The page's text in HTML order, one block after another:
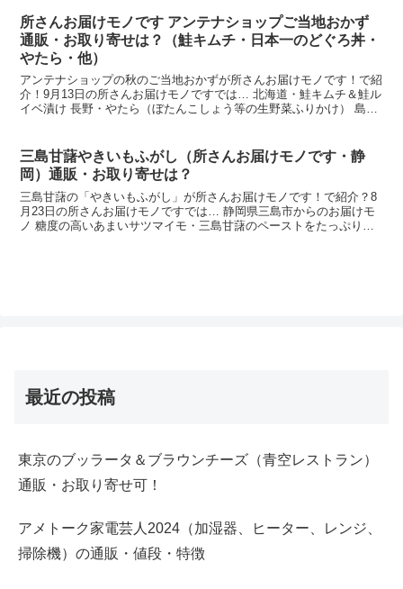
所さんお届けモノです アンテナショップご当地おかず
通販・お取り寄せは？（鮭キムチ・日本一のどぐろ丼・
やたら・他）
アンテナショップの秋のご当地おかずが所さんお届けモノです！で紹
介！9月13日の所さんお届けモノですでは… 北海道・鮭キムチ＆鮭ル
イベ漬け 長野・やたら（ぼたんこしょう等の生野菜ふりかけ） 島
三島甘藷やきいもふがし（所さんお届けモノです・静
岡）通販・お取り寄せは？
三島甘藷の「やきいもふがし」が所さんお届けモノです！で紹介？8
月23日の所さんお届けモノですでは… 静岡県三島市からのお届けモ
ノ 糖度の高いあまいサツマイモ・三島甘藷のペーストをたっぷり使
最近の投稿
東京のブッラータ＆ブラウンチーズ（青空レストラン）
通販・お取り寄せ可！
アメトーク家電芸人2024（加湿器、ヒーター、レンジ、
掃除機）の通販・値段・特徴